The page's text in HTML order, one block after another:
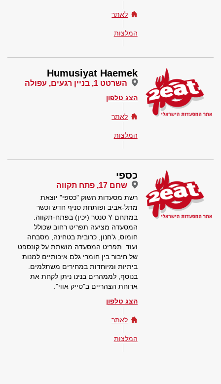
לאתר
המלצות
Humusiyat Haemek
השרטט 1, בניין רגעים, עפולה
הצג טלפון
לאתר
המלצות
כספי
שחם 17, פתח תקווה
רשת מסעדות השוק "כספי" יוצאת
מתל-אביב ופותחת סניף חדש וכשר
במתחם Y סנטר (יכין) בפתח-תקווה.
המסעדה מציעה תפריט רחוב שכולל
חומוס, ג'חנון, כרובית בטחינה, מסבחה
ועוד. תפריט המסעדה מושתת על קונספט
של חיבור בין חומרי גלם איכותיים למנות
ביתיות ומיוחדות במחירים משתלמים.
בנוסף, לממהרים בנינו ניתן לקחת את
ארוחת הצהריים ב"טייק אווי".
הצג טלפון
לאתר
המלצות